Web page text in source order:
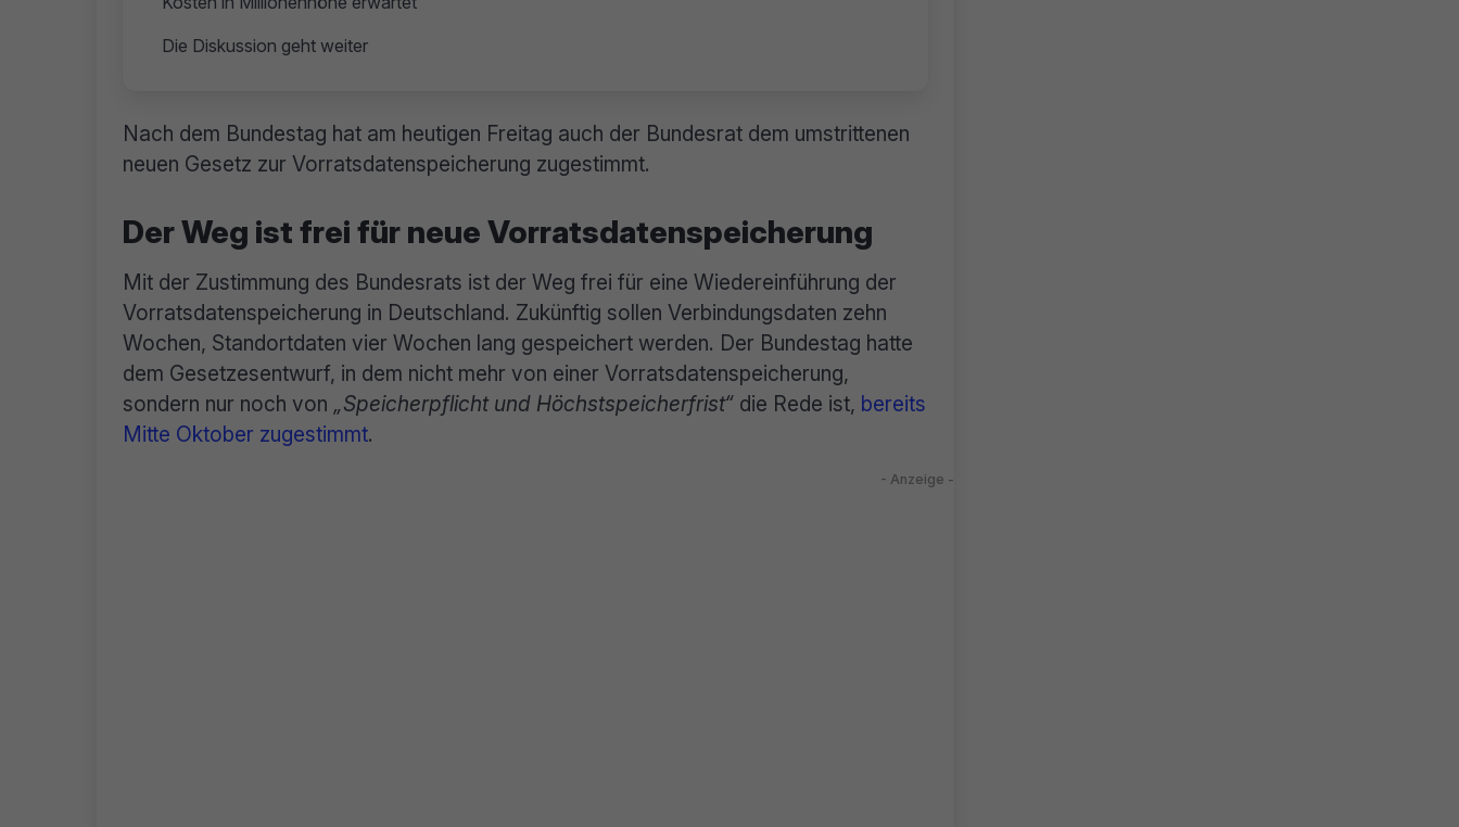
Die Diskussion geht weiter
Nach dem Bundestag hat am heutigen Freitag auch der Bundesrat dem umstrittenen
neuen Gesetz zur Vorratsdatenspeicherung zugestimmt.
Der Weg ist frei für neue Vorratsdatenspeicherung
Mit der Zustimmung des Bundesrats ist der Weg frei für eine Wiedereinführung der
Vorratsdatenspeicherung in Deutschland. Zukünftig sollen Verbindungsdaten zehn
Wochen, Standortdaten vier Wochen lang gespeichert werden. Der Bundestag hatte
dem Gesetzesentwurf, in dem nicht mehr von einer Vorratsdatenspeicherung,
sondern nur noch von „Speicherpflicht und Höchstspeicherfrist“ die Rede ist, bereits
Mitte Oktober zugestimmt.